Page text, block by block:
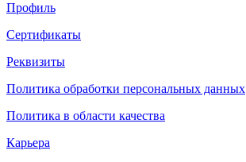
Профиль
Сертификаты
Реквизиты
Политика обработки персональных данных
Политика в области качества
Карьера